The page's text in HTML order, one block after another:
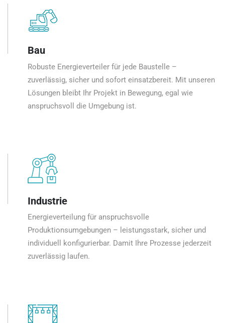
Bau
Robuste Energieverteiler für jede Baustelle –
zuverlässig, sicher und sofort einsatzbereit. Mit unseren
Lösungen bleibt Ihr Projekt in Bewegung, egal wie
anspruchsvoll die Umgebung ist.
Industrie
Energieverteilung für anspruchsvolle
Produktionsumgebungen – leistungsstark, sicher und
individuell konfigurierbar. Damit Ihre Prozesse jederzeit
zuverlässig laufen.